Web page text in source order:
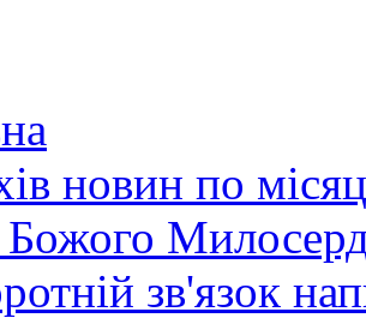
новин по
Божого
зв'язок